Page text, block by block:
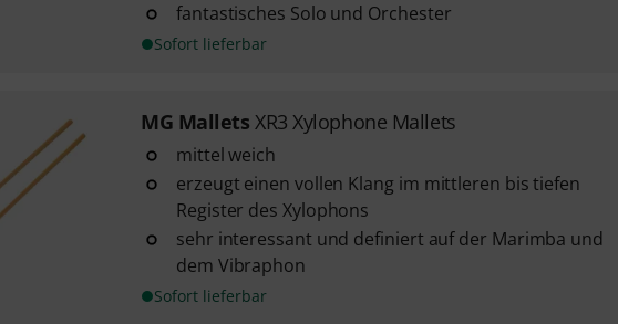
fantastisches Solo und Orchester
Sofort lieferbar
MG Mallets XR3 Xylophone Mallets
mittel weich
erzeugt einen vollen Klang im mittleren bis tiefen
Register des Xylophons
sehr interessant und definiert auf der Marimba und
dem Vibraphon
Sofort lieferbar